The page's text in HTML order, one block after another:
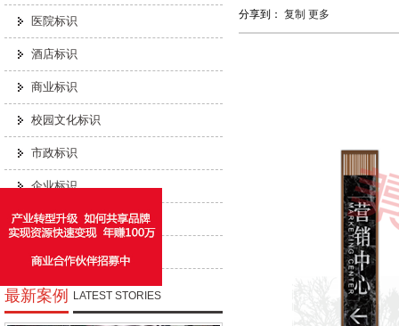
医院标识
酒店标识
商业标识
校园文化标识
市政标识
企业标识
工业标识
城市家具
最新案例 LATEST STORIES
分享到： 复制 更多